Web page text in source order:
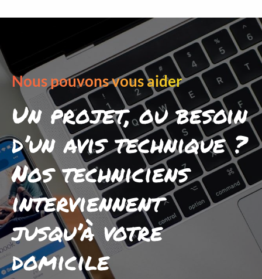
Nous pouvons vous aider
Un projet, ou besoin
d’un avis technique ?
Nos techniciens
interviennent
jusqu’à votre
domicile